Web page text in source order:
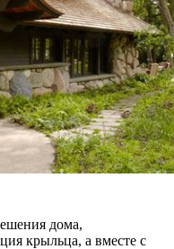
дома,
крыльца, а вместе с